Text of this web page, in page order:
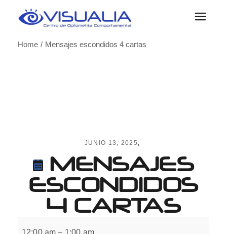
Home
Mensajes escondidos 4 cartas
JUNIO 13, 2025
MENSAJES
ESCONDIDOS
4 CARTAS
escondidos
12:00 am – 1:00 am